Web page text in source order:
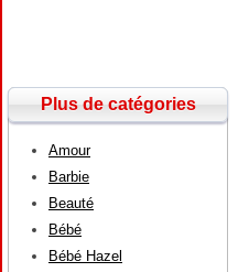
Plus de catégories
Amour
Barbie
Beauté
Bébé
Bébé Hazel